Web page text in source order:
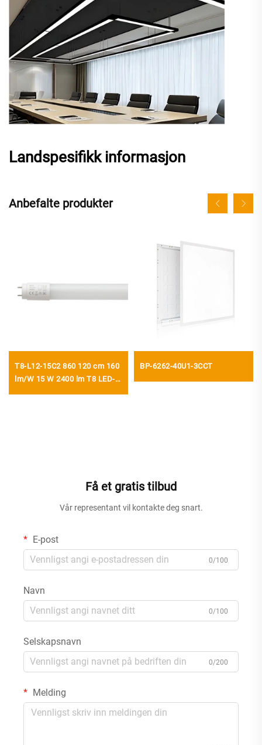
Landspesifikk informasjon
Anbefalte produkter
T8-L12-15C2 860 120 cm 160
lm/W 15 W 2400 lm T8 LED-
BP-6262-40U1-3CCT
Få et gratis tilbud
Vår representant vil kontakte deg snart.
E-post
0/100
Navn
0/100
Selskapsnavn
0/200
Melding